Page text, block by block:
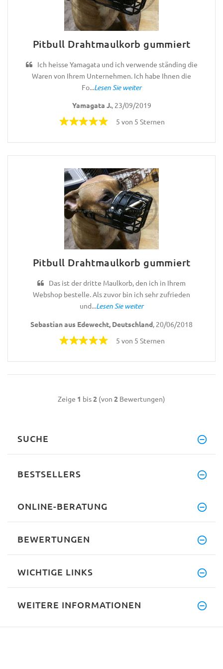
Pitbull Drahtmaulkorb gummiert
Ich heisse Yamagata und ich verwende ständing die
Waren von Ihrem Unternehmen. Ich habe Ihnen die
Fo...Lesen Sie weiter
Yamagata J., 23/09/2019
5 von 5 Sternen
Pitbull Drahtmaulkorb gummiert
Das ist der dritte Maulkorb, den ich in Ihrem
Webshop bestelle. Als zuvor bin ich sehr zufrieden
und...Lesen Sie weiter
Sebastian aus Edewecht, Deutschland, 20/06/2018
5 von 5 Sternen
Zeige 1 bis2 (von 2 Bewertungen)
SUCHE
BESTSELLERS
ONLINE-BERATUNG
BEWERTUNGEN
WICHTIGE LINKS
WEITERE INFORMATIONEN